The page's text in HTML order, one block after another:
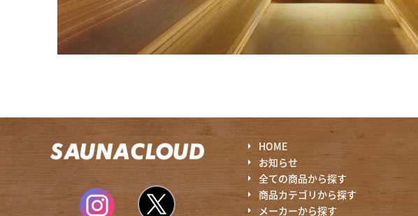
HOME
お知らせ
全ての商品から探す
商品カテゴリから探す
メーカーから探す